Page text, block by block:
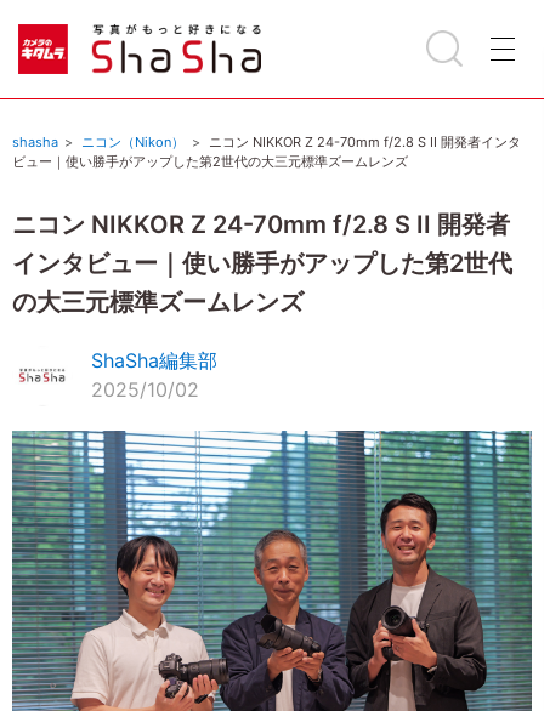
shasha ニコン（Nikon）
ニコン NIKKOR Z 24-70mm f/2.8 S II 開発者インタ
ビュー｜使い勝手がアップした第2世代の大三元標準ズームレンズ
ニコン NIKKOR Z 24-70mm f/2.8 S II 開発者
インタビュー｜使い勝手がアップした第2世代
の大三元標準ズームレンズ
ShaSha編集部
2025/10/02